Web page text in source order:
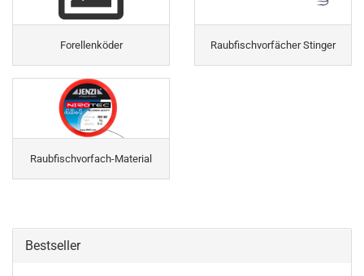
Forellenköder Raubfischvorfächer Stinger
Raubfischvorfach-Material
Bestseller